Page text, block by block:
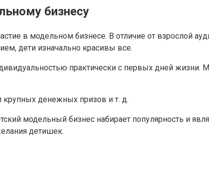
бизнесу
в модельном бизнесе. В отличие от взрослой
дети изначально красивы все.
практически с первых дней жизни.
денежных призов и т. д.
модельный бизнес набирает популярность и
детишек.